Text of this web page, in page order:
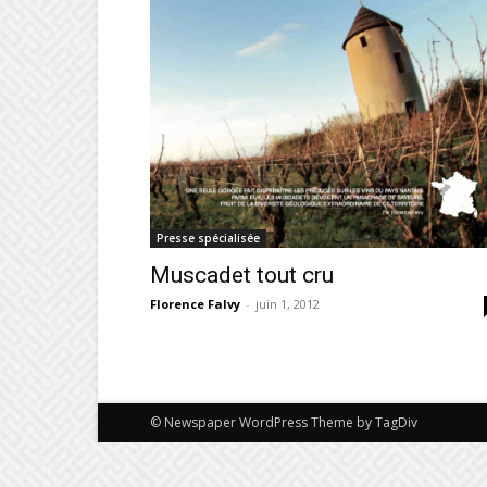
Presse spécialisée
Muscadet tout cru
Florence Falvy - juin 1, 2012
© Newspaper WordPress Theme by TagDiv